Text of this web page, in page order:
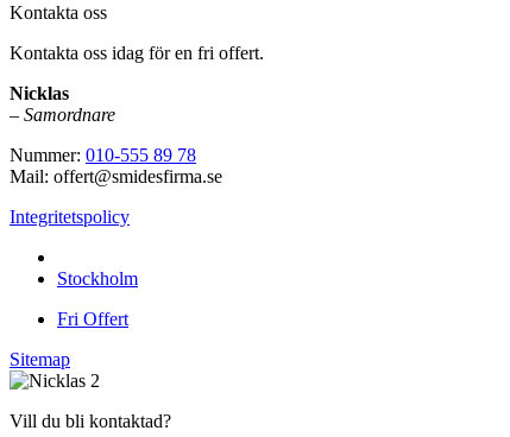
Kontakta oss
Kontakta oss idag för en fri offert.
Nicklas
– Samordnare
Nummer: 010-555 89 78
Mail: offert@smidesfirma.se
Integritetspolicy
Stockholm
Fri Offert
Sitemap
Vill du bli kontaktad?